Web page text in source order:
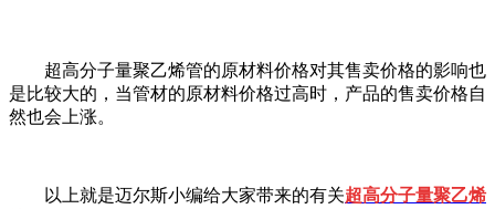
超高分子量聚乙烯管的原材料价格对其售卖价格的影响也
是比较大的，当管材的原材料价格过高时，产品的售卖价格自
然也会上涨。
以上就是迈尔斯小编给大家带来的有关超高分子量聚乙烯